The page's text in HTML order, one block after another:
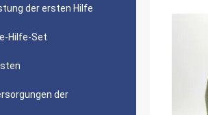
der ersten Hilfe
Hilfe-Set
der